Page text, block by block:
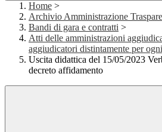
Home >
Archivio Amministrazione
Bandi di gara e contratti >
Atti delle amministrazioni
aggiudicatori distintamente per
Uscita didattica del 15/05/2023
decreto affidamento